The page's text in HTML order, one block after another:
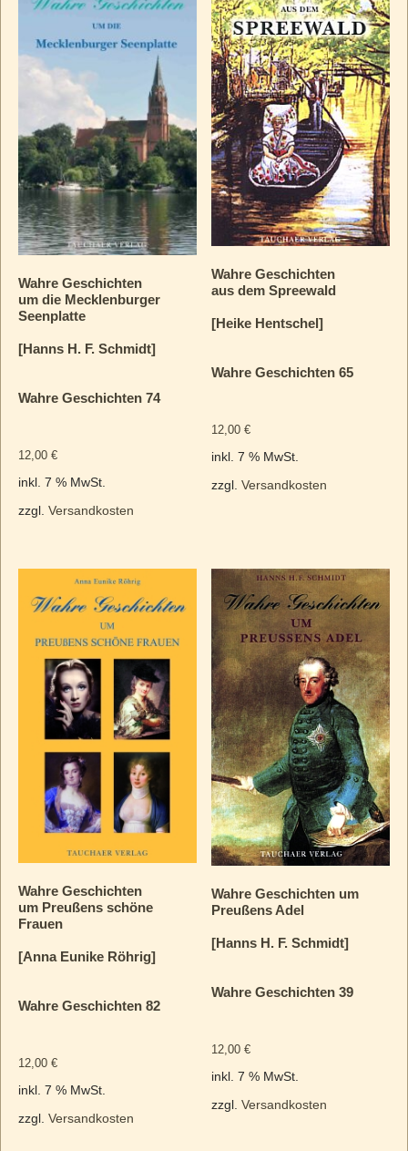
Wahre Geschichten
um die Mecklenburger
Seenplatte
[Hanns H. F. Schmidt]
Wahre Geschichten 74
12,00 €
inkl. 7 % MwSt.
zzgl. Versandkosten
Wahre Geschichten
aus dem Spreewald
[Heike Hentschel]
Wahre Geschichten 65
12,00€
inkl. 7 % MwSt.
zzgl.Versandkosten
Wahre Geschichten
um Preußens schöne
Frauen
[Anna Eunike Röhrig]
Wahre Geschichten 82
12,00 €
inkl. 7 % MwSt.
zzgl. Versandkosten
Wahre Geschichten um
Preußens Adel
[Hanns H. F. Schmidt]
Wahre Geschichten 39
12,00€
inkl. 7 % MwSt.
zzgl.Versandkosten